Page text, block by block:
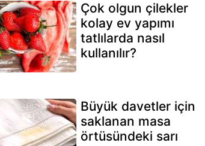
Çok olgun çilekler
kolay ev yapımı
tatlılarda nasıl
kullanılır?
Büyük davetler için
saklanan masa
örtüsündeki sarı